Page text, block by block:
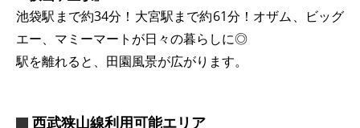
池袋駅まで約34分！大宮駅まで約61分！オザム、ビッグ
エー、マミーマートが日々の暮らしに◎
駅を離れると、田園風景が広がります。
西武狭山線利用可能エリア